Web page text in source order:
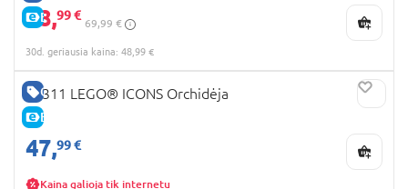
E-KAINA
48,99 €
69,99 €
30d. geriausia kaina: 48,99 €
GERA KAINA
E-KAINA
10311 LEGO® ICONS Orchidėja
47,99 €
Kaina galioja tik internetu